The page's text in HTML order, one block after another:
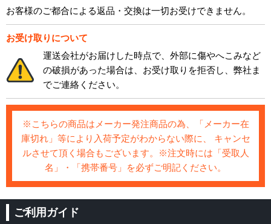
お客様のご都合による返品・交換は一切お受けできません。
お受け取りについて
運送会社がお届けした時点で、外部に傷やへこみなど
の破損があった場合は、お受け取りを拒否し、弊社ま
でご連絡ください。
※こちらの商品はメーカー発注商品の為、「メーカー在
庫切れ」等により入荷予定がわからない際に、 キャンセ
ルさせて頂く場合もございます。※注文時には「受取人
名」・「携帯番号」を必ずご明記ください。
ご利用ガイド